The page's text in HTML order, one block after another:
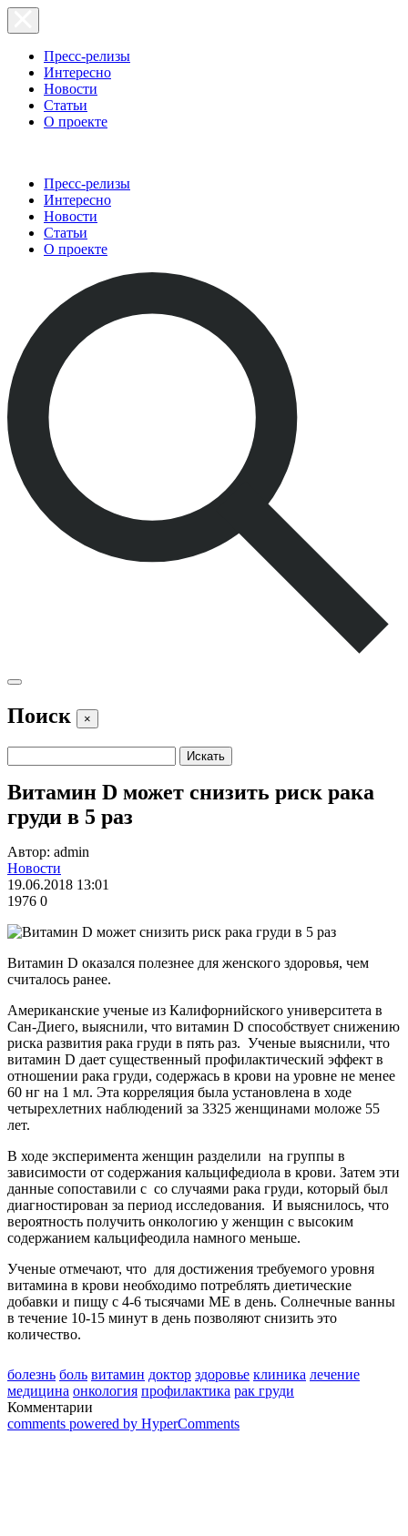
Пресс-релизы
Интересно
Новости
Статьи
О проекте
Пресс-релизы
Интересно
Новости
Статьи
О проекте
Поиск ×
Витамин D может снизить риск рака
груди в 5 раз
Автор: admin
Новости
19.06.2018 13:01
1976 0
Витамин D оказался полезнее для женского здоровья, чем
считалось ранее.
Американские ученые из Калифорнийского университета в
Сан-Диего, выяснили, что витамин D способствует снижению
риска развития рака груди в пять раз. Ученые выяснили, что
витамин D дает существенный профилактический эффект в
отношении рака груди, содержась в крови на уровне не менее
60 нг на 1 мл. Эта корреляция была установлена в ходе
четырехлетних наблюдений за 3325 женщинами моложе 55
лет.
В ходе эксперимента женщин разделили на группы в
зависимости от содержания кальцифедиола в крови. Затем эти
данные сопоставили с со случаями рака груди, который был
диагностирован за период исследования. И выяснилось, что
вероятность получить онкологию у женщин с высоким
содержанием кальцифеодила намного меньше.
Ученые отмечают, что для достижения требуемого уровня
витамина в крови необходимо потреблять диетические
добавки и пищу с 4-6 тысячами МЕ в день. Солнечные ванны
в течение 10-15 минут в день позволяют снизить это
количество.
болезнь боль витамин доктор здоровье клиника лечение
медицина онкология профилактика рак груди
Комментарии
comments powered by HyperComments